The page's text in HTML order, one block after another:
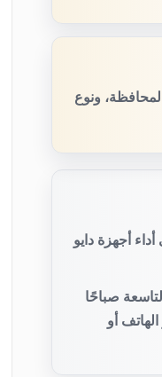
ونوع
أجهزة دايو
صباحًا
أو